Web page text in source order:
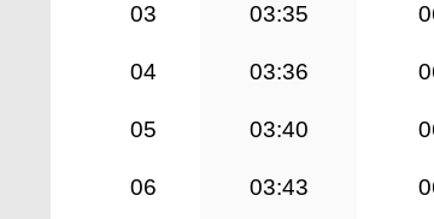
03 03:35
04 03:36
05 03:40
06 03:43